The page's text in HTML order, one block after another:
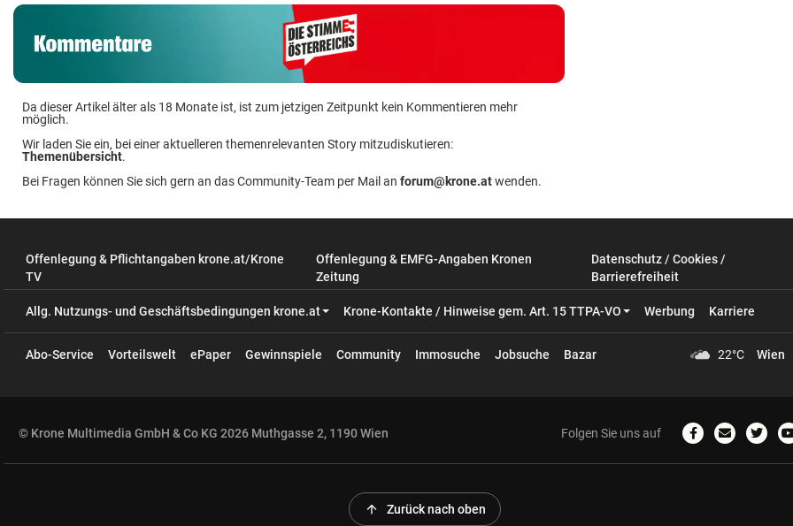
Da dieser Artikel älter als 18 Monate ist, ist zum jetzigen Zeitpunkt kein Kommentieren mehr
möglich.
Wir laden Sie ein, bei einer aktuelleren themenrelevanten Story mitzudiskutieren:
Themenübersicht.
Bei Fragen können Sie sich gern an das Community-Team per Mail an forum@krone.atwenden.
Offenlegung & Pflichtangaben krone.at/Krone
TV
Offenlegung & EMFG-Angaben Kronen
Zeitung
Datenschutz / Cookies /
Barrierefreiheit
Allg. Nutzungs- und Geschäftsbedingungen krone.at Krone-Kontakte / Hinweise gem. Art. 15 TTPA-VO Werbung Karriere
Abo-Service Vorteilswelt ePaper Gewinnspiele Community Immosuche Jobsuche Bazar 22°C Wien
© Krone Multimedia GmbH & Co KG 2026 Muthgasse 2, 1190 Wien Folgen Sie uns auf
Zum
Facebook-
Email
schreiben
Zum
arrow_upward Zurück nach oben